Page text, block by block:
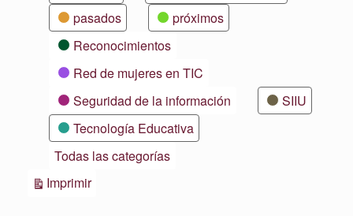
pasados
próximos
Reconocimientos
Red de mujeres en TIC
Seguridad de la información
SIIU
Tecnología Educativa
Todas las categorías
ImprimirVistas